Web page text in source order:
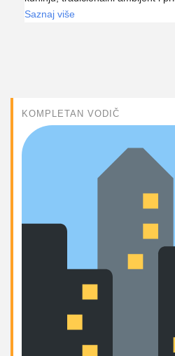
Saznaj više
KOMPLETAN VODIČ